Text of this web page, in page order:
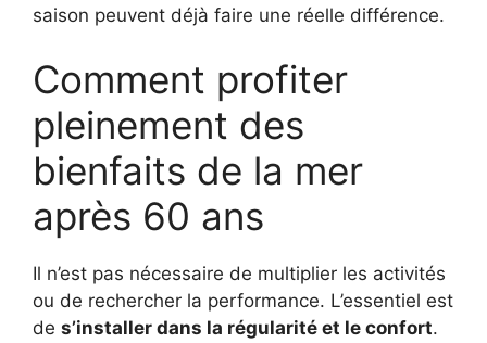
saison peuvent déjà faire une réelle différence.
Comment profiter
pleinement des
bienfaits de la mer
après 60 ans
Il n’est pas nécessaire de multiplier les activités
ou de rechercher la performance. L’essentiel est
de s’installer dans la régularité et le confort.